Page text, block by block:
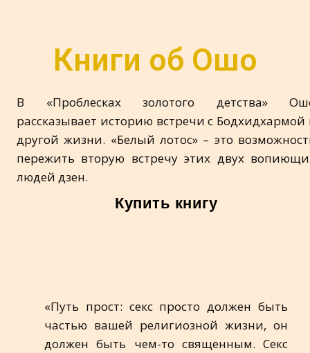
Книги об Ошо
В «Проблесках золотого детства»
рассказывает историю встречи с Бодхидхармой
другой жизни. «Белый лотос» – это
пережить вторую встречу этих двух
людей дзен.
Купить книгу
«Путь прост: секс просто должен быть
частью вашей религиозной жизни, он
должен быть чем-то священным. Секс